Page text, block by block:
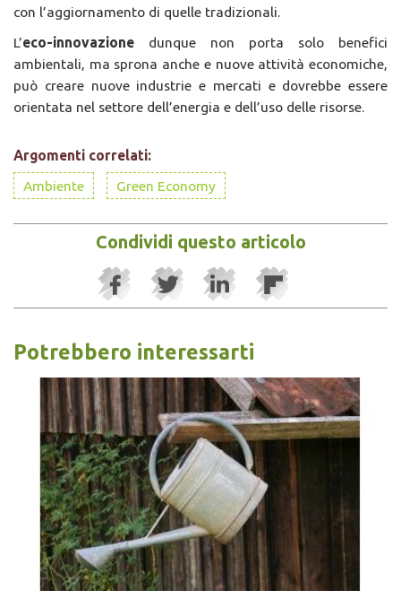
con l’aggiornamento di quelle tradizionali.
L’eco-innovazione dunque non porta solo benefici
ambientali, ma sprona anche e nuove attività economiche,
può creare nuove industrie e mercati e dovrebbe essere
orientata nel settore dell’energia e dell’uso delle risorse.
Argomenti correlati:
Ambiente
Green Economy
Condividi questo articolo
Potrebbero interessarti